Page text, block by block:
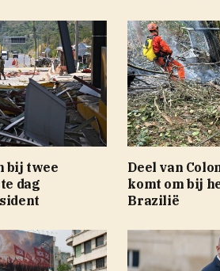
bij twee
dag
Deel van
komt om bij
Brazilië